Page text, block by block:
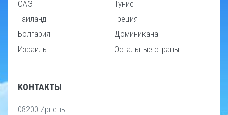
ОАЭ
Таиланд
Болгария
Израиль
Тунис
Греция
Доминикана
Остальные страны...
КОНТАКТЫ
08200 Ирпень